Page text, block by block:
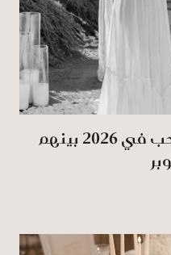
نجوم كرة قدم إحتفلوا بالحب في 2026 بينهم